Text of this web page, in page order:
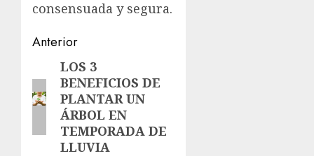
consensuada y segura.
Navegación
entradas
Anterior
Entrada
anterior:
LOS 3
BENEFICIOS DE
PLANTAR UN
ÁRBOL EN
TEMPORADA DE
LLUVIA